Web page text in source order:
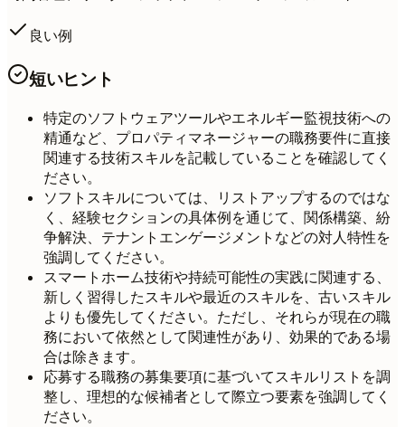
良い例
短いヒント
特定のソフトウェアツールやエネルギー監視技術への
精通など、プロパティマネージャーの職務要件に直接
関連する技術スキルを記載していることを確認してく
ださい。
ソフトスキルについては、リストアップするのではな
く、経験セクションの具体例を通じて、関係構築、紛
争解決、テナントエンゲージメントなどの対人特性を
強調してください。
スマートホーム技術や持続可能性の実践に関連する、
新しく習得したスキルや最近のスキルを、古いスキル
よりも優先してください。ただし、それらが現在の職
務において依然として関連性があり、効果的である場
合は除きます。
応募する職務の募集要項に基づいてスキルリストを調
整し、理想的な候補者として際立つ要素を強調してく
ださい。